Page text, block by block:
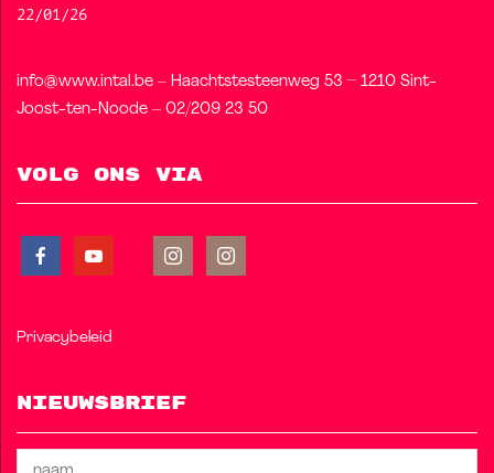
22/01/26
info@www.intal.be – Haachtstesteenweg 53 – 1210 Sint-
Joost-ten-Noode – 02/209 23 50
Volg ons via
Privacybeleid
Nieuwsbrief